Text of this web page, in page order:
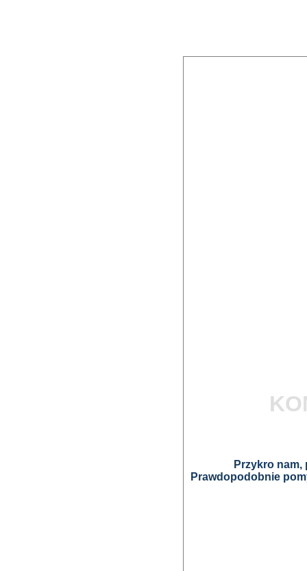
Przykro
Prawdopodobnie